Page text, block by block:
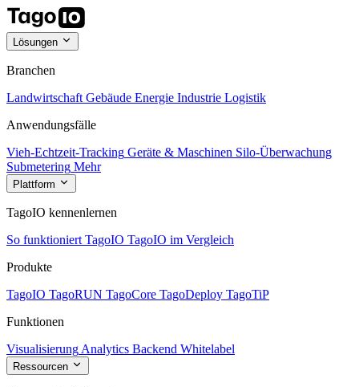
Lösungen
Branchen
Landwirtschaft Gebäude Energie Industrie Logistik
Anwendungsfälle
Vieh-Echtzeit-Tracking Geräte & Maschinen Silo-Überwachung
Submetering Mehr
Plattform
TagoIO kennenlernen
So funktioniert TagoIO TagoIO im Vergleich
Produkte
TagoIO TagoRUN TagoCore TagoDeploy TagoTiP
Funktionen
Visualisierung Analytics Backend Whitelabel
Ressourcen